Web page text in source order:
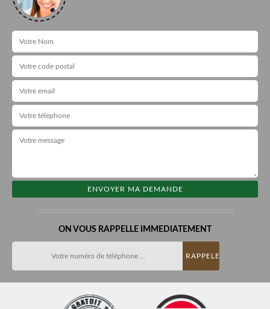
ON VOUS RAPPELLE IMMEDIATEMENT